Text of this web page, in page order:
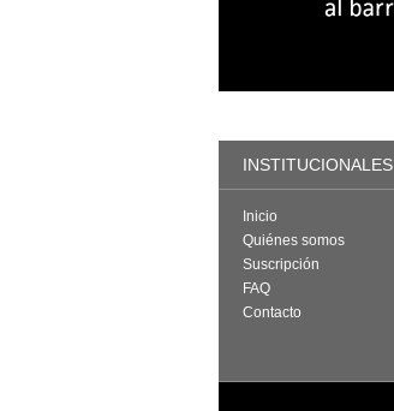
INSTITUCIONALES
Inicio
Quiénes somos
Suscripción
FAQ
Contacto